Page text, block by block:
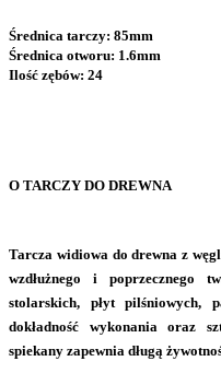
Średnica tarczy: 85mm
Średnica otworu: 1.6mm
Ilość zębów: 24
O TARCZY DO DREWNA
Tarcza widiowa do drewna z
wzdłużnego i poprzecznego
stolarskich, płyt pilśniowych,
dokładność wykonania oraz
spiekany zapewnia długą